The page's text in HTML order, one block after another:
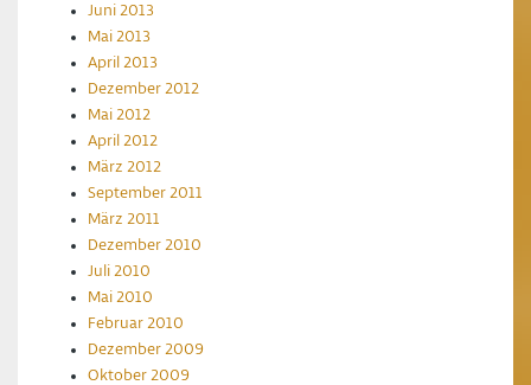
Juni 2013
Mai 2013
April 2013
Dezember 2012
Mai 2012
April 2012
März 2012
September 2011
März 2011
Dezember 2010
Juli 2010
Mai 2010
Februar 2010
Dezember 2009
Oktober 2009